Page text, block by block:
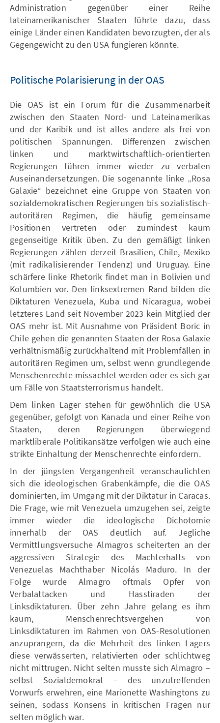
Administration gegenüber einer Reihe
lateinamerikanischer Staaten führte dazu, dass
einige Länder einen Kandidaten bevorzugten, der als
Gegengewicht zu den USA fungieren könnte.
Politische Polarisierung in der OAS
Die OAS ist ein Forum für die Zusammenarbeit
zwischen den Staaten Nord- und Lateinamerikas
und der Karibik und ist alles andere als frei von
politischen Spannungen. Differenzen zwischen
linken und marktwirtschaftlich-orientierten
Regierungen führen immer wieder zu verbalen
Auseinandersetzungen. Die sogenannte linke „Rosa
Galaxie“ bezeichnet eine Gruppe von Staaten von
sozialdemokratischen Regierungen bis sozialistisch-
autoritären Regimen, die häufig gemeinsame
Positionen vertreten oder zumindest kaum
gegenseitige Kritik üben. Zu den gemäßigt linken
Regierungen zählen derzeit Brasilien, Chile, Mexiko
(mit radikalisierender Tendenz) und Uruguay. Eine
schärfere linke Rhetorik findet man in Bolivien und
Kolumbien vor. Den linksextremen Rand bilden die
Diktaturen Venezuela, Kuba und Nicaragua, wobei
letzteres Land seit November 2023 kein Mitglied der
OAS mehr ist. Mit Ausnahme von Präsident Boric in
Chile gehen die genannten Staaten der Rosa Galaxie
verhältnismäßig zurückhaltend mit Problemfällen in
autoritären Regimen um, selbst wenn grundlegende
Menschenrechte missachtet werden oder es sich gar
um Fälle von Staatsterrorismus handelt.
Dem linken Lager stehen für gewöhnlich die USA
gegenüber, gefolgt von Kanada und einer Reihe von
Staaten, deren Regierungen überwiegend
marktliberale Politikansätze verfolgen wie auch eine
strikte Einhaltung der Menschenrechte einfordern.
In der jüngsten Vergangenheit veranschaulichten
sich die ideologischen Grabenkämpfe, die die OAS
dominierten, im Umgang mit der Diktatur in Caracas.
Die Frage, wie mit Venezuela umzugehen sei, zeigte
immer wieder die ideologische Dichotomie
innerhalb der OAS deutlich auf. Jegliche
Vermittlungsversuche Almagros scheiterten an der
aggressiven Strategie des Machterhalts von
Venezuelas Machthaber Nicolás Maduro. In der
Folge wurde Almagro oftmals Opfer von
Verbalattacken und Hasstiraden der
Linksdiktaturen. Über zehn Jahre gelang es ihm
kaum, Menschenrechtsvergehen von
Linksdiktaturen im Rahmen von OAS-Resolutionen
anzuprangern, da die Mehrheit des linken Lagers
diese verwässerten, relativierten oder schlichtweg
nicht mittrugen. Nicht selten musste sich Almagro –
selbst Sozialdemokrat – des unzutreffenden
Vorwurfs erwehren, eine Marionette Washingtons zu
seinen, sodass Konsens in kritischen Fragen nur
selten möglich war.